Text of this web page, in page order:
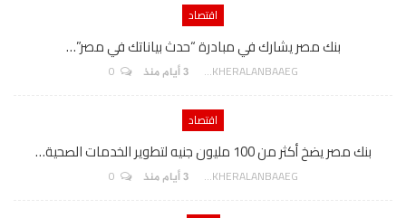
اقتصاد
بنك مصر يشارك في مبادرة “حدث بياناتك في مصر”…
AKHERALANBAAEG 3 أيام منذ
اقتصاد
بنك مصر يضخ أكثر من 100 مليون جنيه لتطوير الخدمات الصحية…
AKHERALANBAAEG 3 أيام منذ